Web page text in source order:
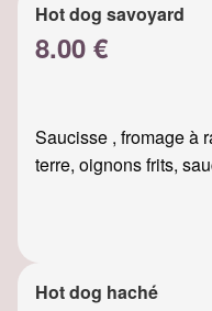
Hot dog savoyard
8.00 €
Saucisse , fromage à
terre, oignons frits,
Hot dog haché